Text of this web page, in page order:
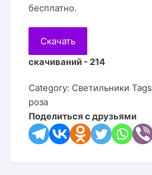
бесплатно.
Скачать
скачиваний - 214
Category: Светильники
роза
Поделиться с друзьями